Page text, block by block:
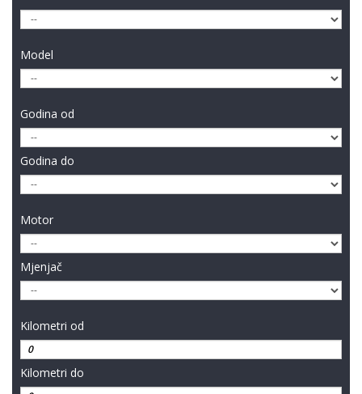
Model
Godina od
Godina do
Motor
Mjenjač
Kilometri od
Kilometri do